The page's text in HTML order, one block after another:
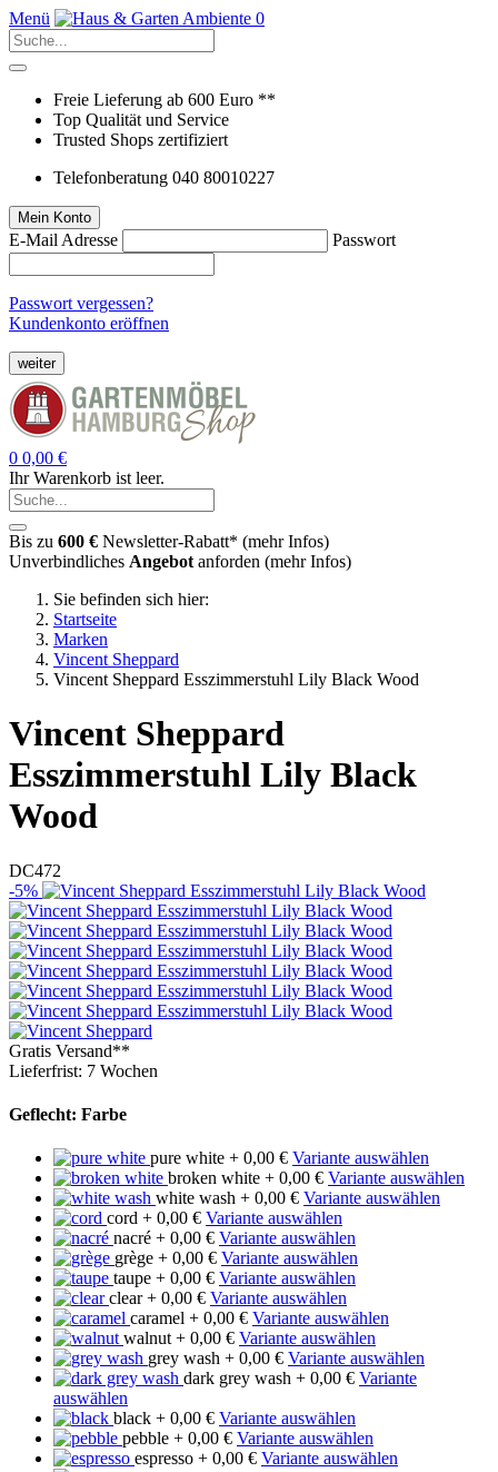
Menü 0
Freie Lieferung ab 600 Euro **
Top Qualität und Service
Trusted Shops zertifiziert
Telefonberatung 040 80010227
Mein Konto
E-Mail Adresse Passwort
Passwort vergessen?
Kundenkonto eröffnen
weiter
0 0,00 €
Ihr Warenkorb ist leer.
Bis zu 600 € Newsletter-Rabatt* (mehr Infos)
Unverbindliches Angebot anforden (mehr Infos)
Sie befinden sich hier:
Startseite
Marken
Vincent Sheppard
Vincent Sheppard Esszimmerstuhl Lily Black Wood
Vincent Sheppard
Esszimmerstuhl Lily Black
Wood
DC472
-5%
Gratis Versand**
Lieferfrist: 7 Wochen
Geflecht: Farbe
pure white + 0,00 € Variante auswählen
broken white + 0,00 € Variante auswählen
white wash + 0,00 € Variante auswählen
cord + 0,00 € Variante auswählen
nacré + 0,00 € Variante auswählen
grège + 0,00 € Variante auswählen
taupe + 0,00 € Variante auswählen
clear + 0,00 € Variante auswählen
caramel + 0,00 € Variante auswählen
walnut + 0,00 € Variante auswählen
grey wash + 0,00 € Variante auswählen
dark grey wash + 0,00 € Variante
auswählen
black + 0,00 € Variante auswählen
pebble + 0,00 € Variante auswählen
espresso + 0,00 € Variante auswählen